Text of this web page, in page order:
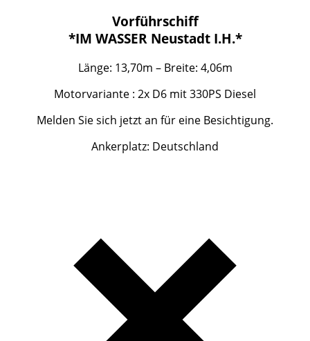
Vorführschiff
*IM WASSER Neustadt I.H.*
Länge: 13,70m – Breite: 4,06m
Motorvariante : 2x D6 mit 330PS Diesel
Melden Sie sich jetzt an für eine Besichtigung.
Ankerplatz: Deutschland